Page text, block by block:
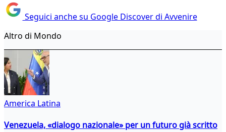
Seguici anche su Google Discover di Avvenire
Altro di Mondo
America Latina
Venezuela, «dialogo nazionale» per un futuro già scritto